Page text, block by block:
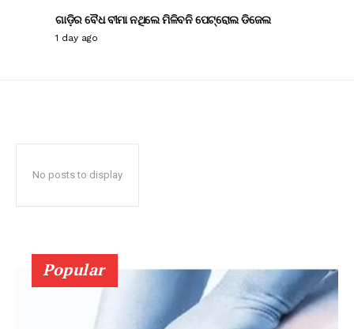
ଗାଡ଼ିର ବୈଧ ବୀମା ନଥିଲେ ମିଳିବନି ପେଟ୍ରୋଲ ଡିଜେଲ
1 day ago
No posts to display
Popular